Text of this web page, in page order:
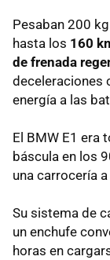
Pesaban 200
hasta los 160
de frenada
deceleraciones
energía a las
El BMW E1 era
báscula en los
una carrocería
Su sistema de
un enchufe
horas en